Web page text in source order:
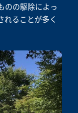
のの駆除によっ
れることが多く